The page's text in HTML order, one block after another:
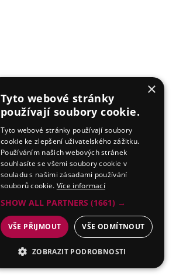
×
Tyto webové stránky
používají soubory cookie.
Tyto webové stránky používají soubory
cookie ke zlepšení uživatelského zážitku.
Používáním našich webových stránek
souhlasíte se všemi soubory cookie v
souladu s našimi zásadami používání
souborů cookie. Více informací
SHOW ALL PARTNERS (1661) →
VŠE PŘIJMOUT VŠE ODMÍTNOUT
ZOBRAZIT PODROBNOSTI
NEZBYTNÉ